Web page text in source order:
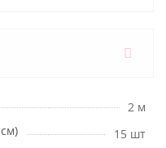
2 м
15 шт